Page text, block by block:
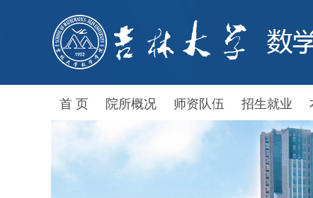
首 页 院所概况 师资队伍 招生就业